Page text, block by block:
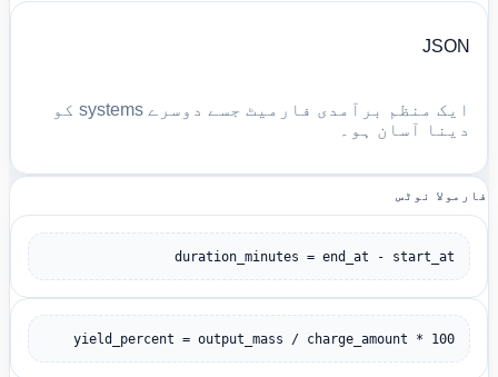
JSON
ایک منظم برآمدی فارمیٹ جسے دوسرے systems کو
دینا آسان ہو۔
فارمولا نوٹس
duration_minutes = end_at - start_at
yield_percent = output_mass / charge_amount * 100